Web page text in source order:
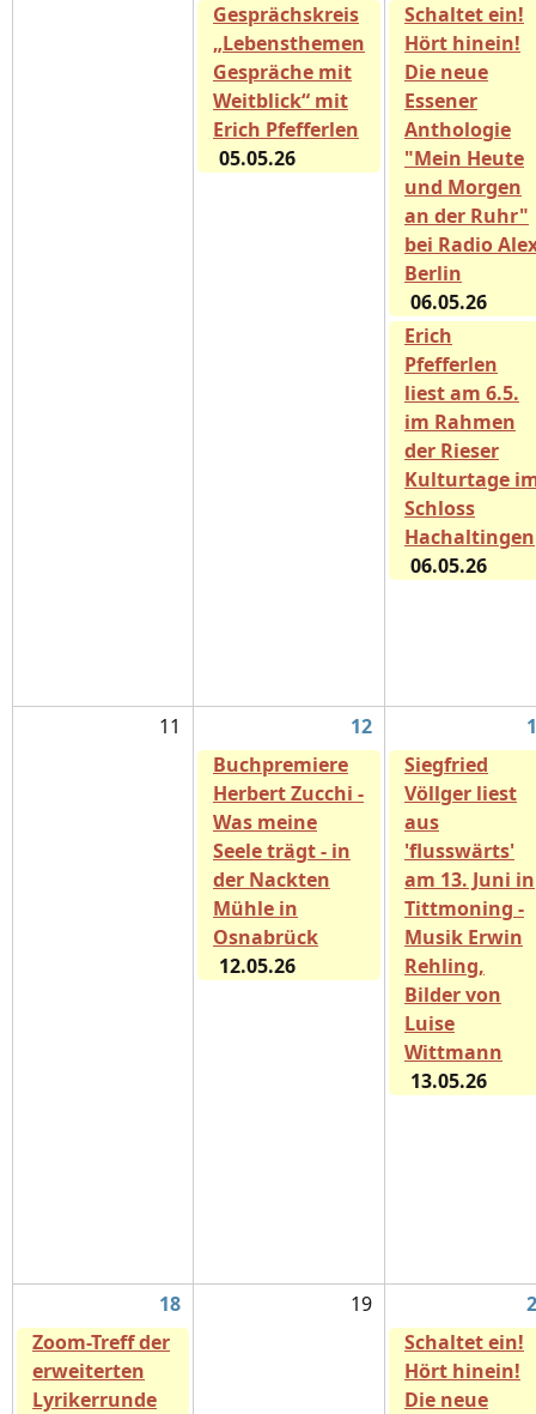
Gesprächskreis
„Lebensthemen
Gespräche mit
Weitblick“ mit
Erich Pfefferlen
05.05.26
Schaltet ein!
Hört hinein!
Die neue
Essener
Anthologie
"Mein Heute
und Morgen
an der Ruhr"
bei Radio
Berlin
06.05.26
Erich
Pfefferlen
liest am 6.5.
im Rahmen
der Rieser
Kulturtage
Schloss
Hachaltingen
06.05.26
11 12
Buchpremiere
Herbert Zucchi -
Was meine
Seele trägt - in
der Nackten
Mühle in
Osnabrück
12.05.26
Siegfried
Völlger liest
aus
'flusswärts'
am 13. Juni in
Tittmoning -
Musik Erwin
Rehling,
Bilder von
Luise
Wittmann
13.05.26
18 19
Zoom-Treff der
erweiterten
Lyrikerrunde
Schaltet ein!
Hört hinein!
Die neue